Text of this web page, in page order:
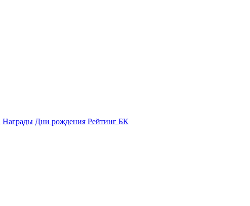
Награды Дни рождения Рейтинг БК